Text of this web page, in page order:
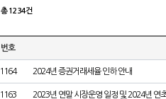
총 1234건
번호
1164 2024년 증권거래세율 인하 안내
1163 2023년 연말 시장운영 일정 및 2024년 연